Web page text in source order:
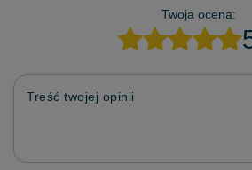
Twoja ocena:
Treść twojej opinii